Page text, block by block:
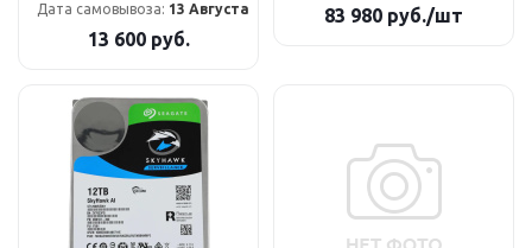
Дата самовывоза: 13 Августа
13 600руб.
83 980 руб./шт